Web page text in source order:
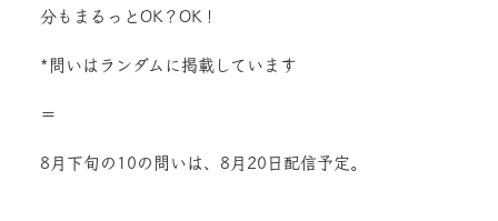
分もまるっとOK？OK！
*問いはランダムに掲載しています
＝
8月下旬の10の問いは、8月20日配信予定。